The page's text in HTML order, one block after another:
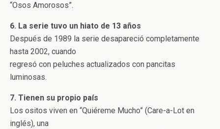
“Osos Amorosos”.
6. La serie tuvo un hiato de 13 años
Después de 1989 la serie desapareció completamente
hasta 2002, cuando
regresó con peluches actualizados con pancitas
luminosas.
7. Tienen su propio país
Los ositos viven en “Quiéreme Mucho” (Care-a-Lot en
inglés), una